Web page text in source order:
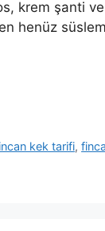
krem şanti
henüz
kek tarifi,